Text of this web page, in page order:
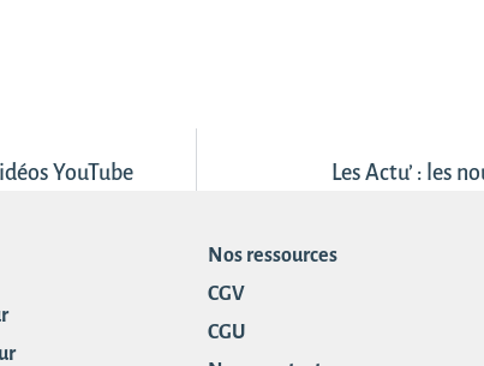
YouTube Les Actu’ : les
Nos ressources
CGV
CGU